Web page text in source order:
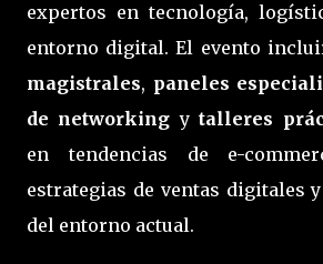
expertos en tecnología,
entorno digital. El evento
magistrales, paneles
de networking ytalleres
en tendencias de e-
estrategias de ventas digitales
del entorno actual.